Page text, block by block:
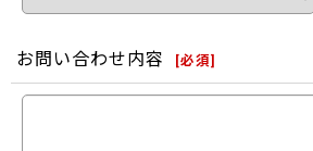
お問い合わせ内容 [必須]